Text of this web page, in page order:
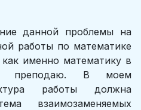
данной проблемы на
работы по математике
именно математику в
преподаю. В моем
работы должна
взаимозаменяемых